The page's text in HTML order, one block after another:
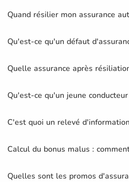
Quand résilier mon assurance
Qu'est-ce qu'un défaut
Quelle assurance après
Qu'est-ce qu'un jeune
C'est quoi un relevé
Calcul du bonus malus :
Quelles sont les promos